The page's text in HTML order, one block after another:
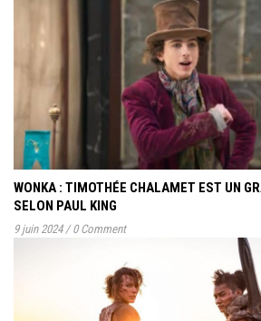
WONKA : TIMOTHÉE CHALAMET EST UN
SELON PAUL KING
9 juin 2024 / 0 Comment